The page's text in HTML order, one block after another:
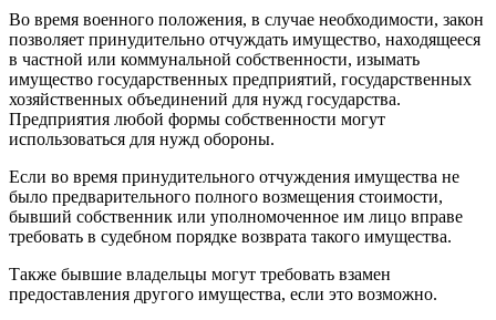
Во время военного положения, в случае необходимости, закон
позволяет принудительно отчуждать имущество, находящееся
в частной или коммунальной собственности, изымать
имущество государственных предприятий, государственных
хозяйственных объединений для нужд государства.
Предприятия любой формы собственности могут
использоваться для нужд обороны.
Если во время принудительного отчуждения имущества не
было предварительного полного возмещения стоимости,
бывший собственник или уполномоченное им лицо вправе
требовать в судебном порядке возврата такого имущества.
Также бывшие владельцы могут требовать взамен
предоставления другого имущества, если это возможно.